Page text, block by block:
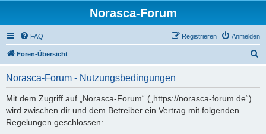
Norasca-Forum
FAQ Anmelden
Registrieren
Foren-Übersicht
Norasca-Forum - Nutzungsbedingungen
Mit dem Zugriff auf „Norasca-Forum“ („https://norasca-forum.de“)
wird zwischen dir und dem Betreiber ein Vertrag mit folgenden
Regelungen geschlossen: